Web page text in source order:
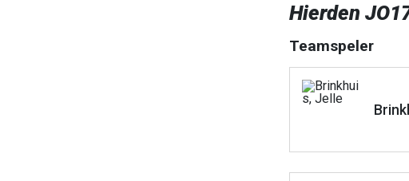
Hierden
Teamspeler